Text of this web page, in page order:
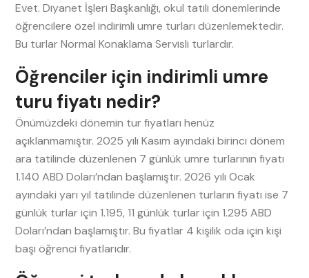
Evet. Diyanet İşleri Başkanlığı, okul tatili dönemlerinde
öğrencilere özel indirimli umre turları düzenlemektedir.
Bu turlar Normal Konaklama Servisli turlardır.
Öğrenciler için indirimli umre
turu fiyatı nedir?
Önümüzdeki dönemin tur fiyatları henüz
açıklanmamıştır. 2025 yılı Kasım ayındaki birinci dönem
ara tatilinde düzenlenen 7 günlük umre turlarının fiyatı
1.140 ABD Doları’ndan başlamıştır. 2026 yılı Ocak
ayındaki yarı yıl tatilinde düzenlenen turların fiyatı ise 7
günlük turlar için 1.195, 11 günlük turlar için 1.295 ABD
Doları’ndan başlamıştır. Bu fiyatlar 4 kişilik oda için kişi
başı öğrenci fiyatlarıdır.